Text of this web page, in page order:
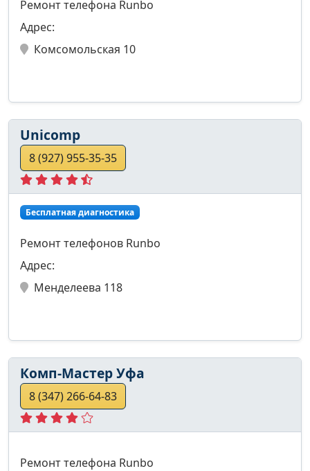
Ремонт телефона Runbo
Адрес:
Комсомольская 10
Unicomp
8 (927) 955-35-35
Бесплатная диагностика
Ремонт телефонов Runbo
Адрес:
Менделеева 118
Комп-Мастер Уфа
8 (347) 266-64-83
Ремонт телефона Runbo